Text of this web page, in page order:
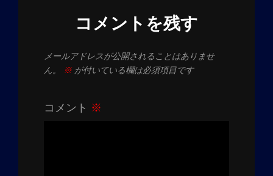
コメントを残す
メールアドレスが公開されることはありませ
ん。
※が付いている欄は必須項目です
コメント ※